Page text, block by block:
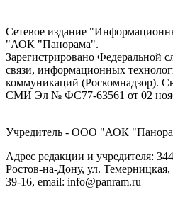
Сетевое издание
"АОК "Панорама".
Зарегистрировано Федеральной
связи, информационных
коммуникаций (Роскомнадзор).
СМИ Эл № ФС77-63561 от 02
Учредитель - ООО "АОК
Адрес редакции и учредителя:
Ростов-на-Дону, ул.
39-16, email: info@panram.ru